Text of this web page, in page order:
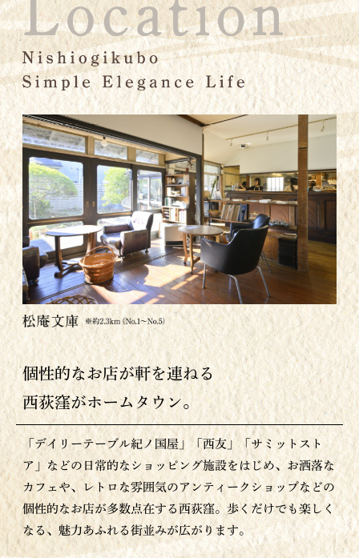
個性的なお店が軒を連ねる
西荻窪がホームタウン。
「デイリーテーブル紀ノ国屋」「西友」「サミットスト
ア」などの日常的なショッピング施設をはじめ、お洒落な
カフェや、レトロな雰囲気のアンティークショップなどの
個性的なお店が多数点在する西荻窪。歩くだけでも楽しく
なる、魅力あふれる街並みが広がります。